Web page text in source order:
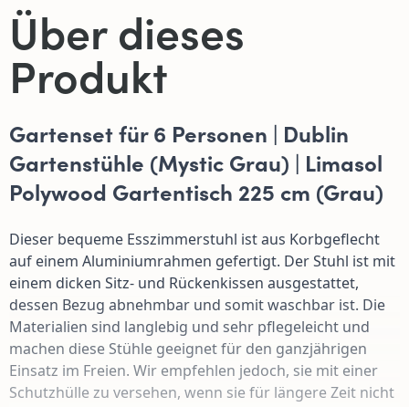
Über dieses
Produkt
Gartenset für 6 Personen | Dublin
Gartenstühle (Mystic Grau) | Limasol
Polywood Gartentisch 225 cm (Grau)
Dieser bequeme Esszimmerstuhl ist aus Korbgeflecht
auf einem Aluminiumrahmen gefertigt. Der Stuhl ist mit
einem dicken Sitz- und Rückenkissen ausgestattet,
dessen Bezug abnehmbar und somit waschbar ist. Die
Materialien sind langlebig und sehr pflegeleicht und
machen diese Stühle geeignet für den ganzjährigen
Einsatz im Freien. Wir empfehlen jedoch, sie mit einer
Schutzhülle zu versehen, wenn sie für längere Zeit nicht